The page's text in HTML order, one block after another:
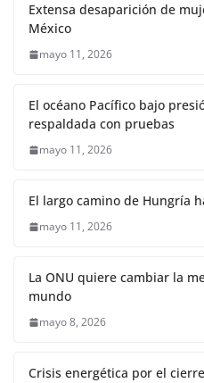
Extensa desaparición de
México
mayo 11, 2026
El océano Pacífico bajo
respaldada con pruebas
mayo 11, 2026
El largo camino de Hungría
mayo 11, 2026
La ONU quiere cambiar la
mundo
mayo 8, 2026
Crisis energética por el